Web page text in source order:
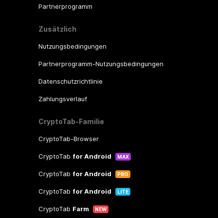
Partnerprogramm
Zusätzlich
Nutzungsbedingungen
Partnerprogramm-Nutzungsbedingungen
Datenschutzrichtlinie
Zahlungsverlauf
CryptoTab-Familie
CryptoTab-Browser
CryptoTab for Android MAX
CryptoTab for Android PRO
CryptoTab for Android LITE
CryptoTab Farm NEW